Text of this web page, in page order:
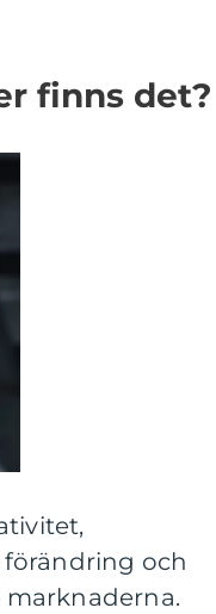
finns det?
och